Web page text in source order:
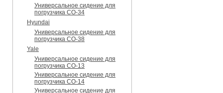
Универсальное сидение для
погрузчика CO-34
Hyundai
Универсальное сидение для
погрузчика CO-38
Yale
Универсальное сидение для
погрузчика CO-13
Универсальное сидение для
погрузчика CO-14
Универсальное сидение для